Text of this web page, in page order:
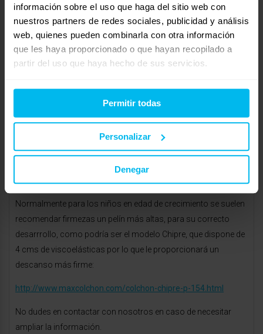
información sobre el uso que haga del sitio web con
nuestros partners de redes sociales, publicidad y análisis
web, quienes pueden combinarla con otra información
que les haya proporcionado o que hayan recopilado a
partir del uso que haya hecho de sus servicios.
Permitir todas
Personalizar
Denegar
JUAN CARLOS
marzo 20, 2013 a las 9:29 am #19817
RESPONDER
MaxColchon Descanso Invitado
Tanto el Elasticmax como el Oximax se consideran de
firmezas intermedias, ya que disponen de 6 y 7 cms de
viscoelástica respectivamente, por lo que con ambos vas a
Normalmente para los niños en edad de crecimiento se suelen
recomendar firmezas un pelín más altas, para su correcto
desarrrollo, como podría ser el modelo Chipre, que dispone de
4 cms de viscoelásticas por lo que le proporcionará un
descanso más firme:
http://www.maxcolchon.com/colchon-chipre-p-154.html
No dudes en contactar con nosotros en caso de necesitar
ampliar la información.